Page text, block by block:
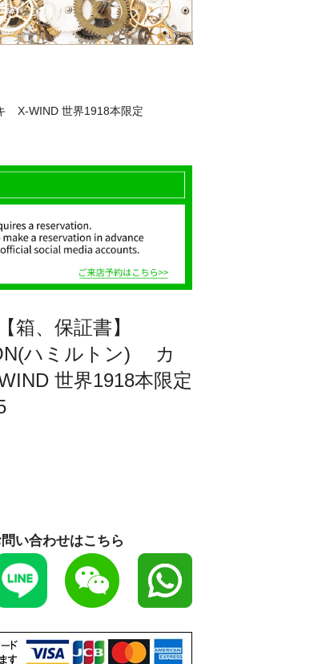
X-WIND 世界1918本限定
箱、保証書】
ハミルトン) カ
世界1918本限定
い合わせはこちら